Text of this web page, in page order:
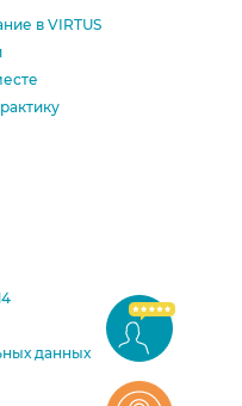
в VIRTUS
данных